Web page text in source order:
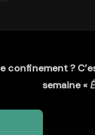
confinement ?
semaine «